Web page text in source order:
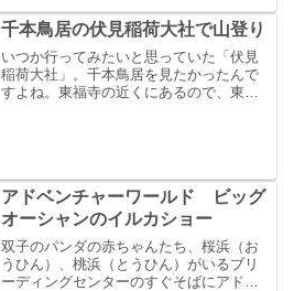
ンチャーワールド。上野動物園のパンダ
は、あんなに苦労して赤...
千本鳥居の伏見稲荷大社で山登り
いつか行ってみたいと思っていた「伏見
稲荷大社」。千本鳥居を見たかったんで
すよね。東福寺の近くにあるので、東福
アドベンチャーワールド ビッグ
オーシャンのイルカショー
双子のパンダの赤ちゃんたち、​桜​浜（お
うひん）、​​桃​浜（とうひん）​がいるブリ
ーディングセンターのすぐそばにアドベ